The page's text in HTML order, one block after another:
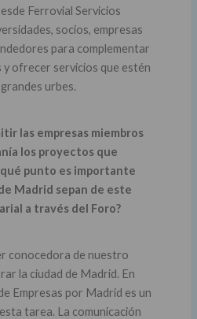
Ferrovial Servicios
socios, empresas
para complementar
y ofrecer servicios que estén
urbes.
las empresas miembros
los proyectos que
punto es importante
Madrid sepan de este
a través del Foro?
conocedora de nuestro
la ciudad de Madrid. En
Empresas por Madrid es un
tarea. La comunicación